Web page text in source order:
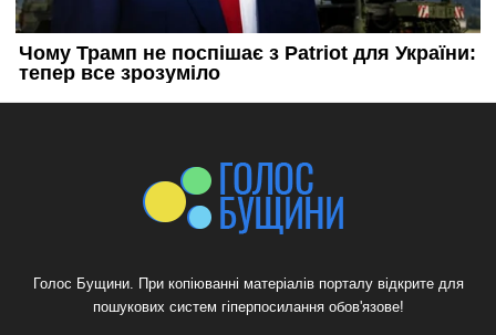
Голос Бущини. При копіюванні матеріалів порталу відкрите для
пошукових систем гіперпосилання обов'язове!